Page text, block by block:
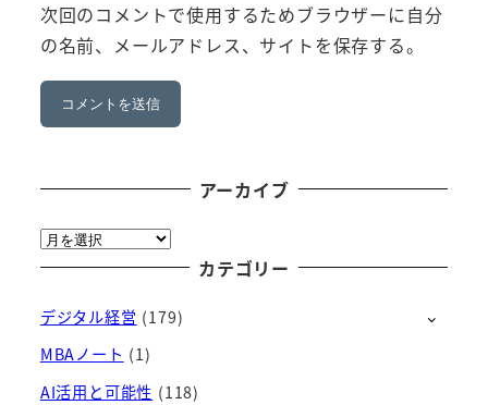
次回のコメントで使用するためブラウザーに自分
の名前、メールアドレス、サイトを保存する。
アーカイブ
ア
ー
イ
ブ
カテゴリー
デジタル経営 (179)
MBAノート (1)
AI活用と可能性 (118)